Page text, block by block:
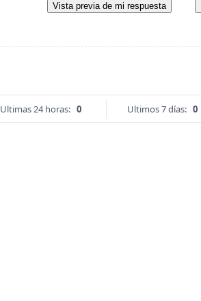
Vista previa de mi respuesta
Ultimas 24 horas: 0 Ultimos 7 días: 0